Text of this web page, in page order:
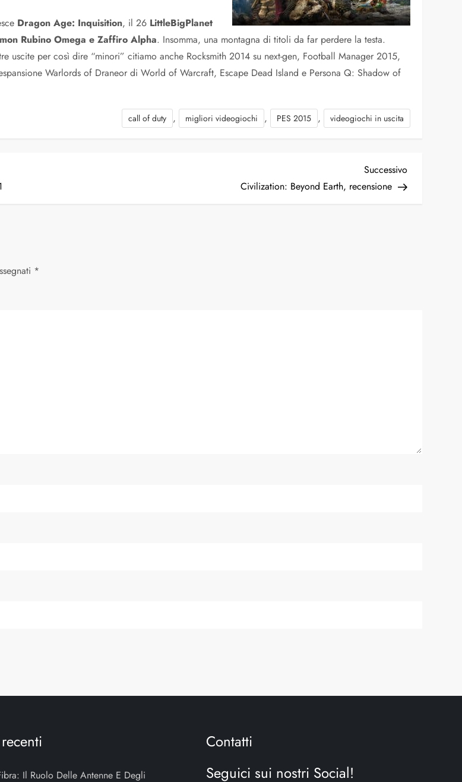
Dragon Age: Inquisition, il 26 LittleBigPlanet
Rubino Omega e Zaffiro Alpha. Insomma, una montagna di titoli da far perdere la testa.
uscite per così dire “minori” citiamo anche Rocksmith 2014 su next-gen, Football Manager 2015,
Warlords of Draneor di World of Warcraft, Escape Dead Island e Persona Q: Shadow of
call of duty , migliori videogiochi , PES 2015 , videogiochi in uscita
Articolo
successivo
Successivo
Civilization: Beyond Earth, recensione
*
Il Ruolo Delle Antenne E Degli
Contatti
Seguici sui nostri Social!